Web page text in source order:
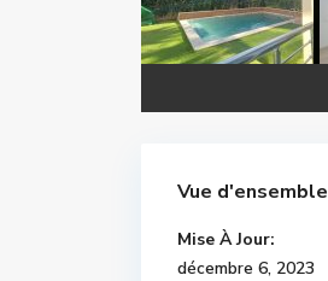
Vue d'ensemble
Mise À Jour:
décembre 6, 2023